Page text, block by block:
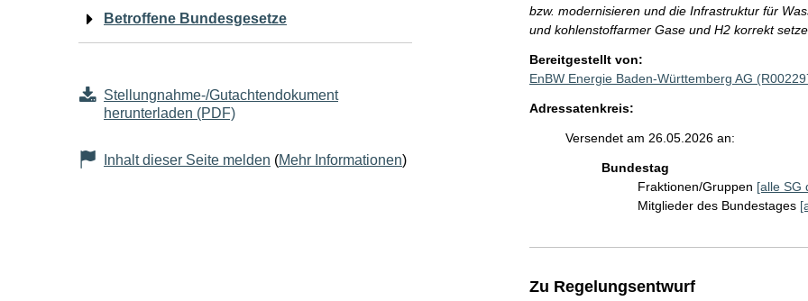
Betroffene Bundesgesetze
Stellungnahme-/Gutachtendokument
herunterladen (PDF)
Inhalt dieser Seite melden (Mehr Informationen)
bzw. modernisieren und die Infrastruktur für
und kohlenstoffarmer Gase und H2 korrekt
Bereitgestellt von:
EnBW Energie Baden-Württemberg AG
Adressatenkreis:
Versendet am 26.05.2026 an:
Bundestag
Fraktionen/Gruppen [alle SG
Mitglieder des Bundestages
Zu Regelungsentwurf